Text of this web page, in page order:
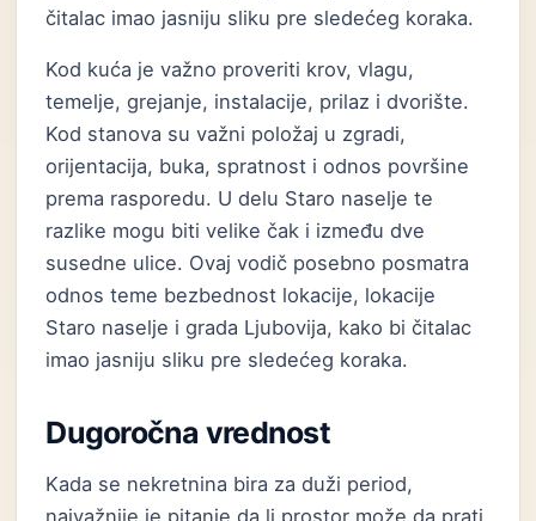
čitalac imao jasniju sliku pre sledećeg koraka.
Kod kuća je važno proveriti krov, vlagu,
temelje, grejanje, instalacije, prilaz i dvorište.
Kod stanova su važni položaj u zgradi,
orijentacija, buka, spratnost i odnos površine
prema rasporedu. U delu Staro naselje te
razlike mogu biti velike čak i između dve
susedne ulice. Ovaj vodič posebno posmatra
odnos teme bezbednost lokacije, lokacije
Staro naselje i grada Ljubovija, kako bi čitalac
imao jasniju sliku pre sledećeg koraka.
Dugoročna vrednost
Kada se nekretnina bira za duži period,
najvažnije je pitanje da li prostor može da prati